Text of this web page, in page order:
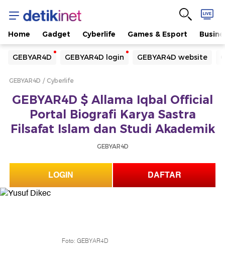
Home Gadget Cyberlife Games & Esport
GEBYAR4D GEBYAR4D login GEBYAR4D website
Yang sedang ramai dicari
Loading...
Loading...
GEBYAR4D Cyberlife
GEBYAR4D $ Allama Iqbal Official
Portal Biografi Karya Sastra
Filsafat Islam dan Studi Akademik
GEBYAR4D
LOGIN DAFTAR
Foto: GEBYAR4D